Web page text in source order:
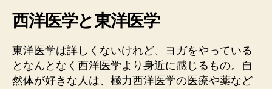
西洋医学と東洋医学
東洋医学は詳しくないけれど、ヨガをやっている
となんとなく西洋医学より身近に感じるもの。自
然体が好きな人は、極力西洋医学の医療や薬など